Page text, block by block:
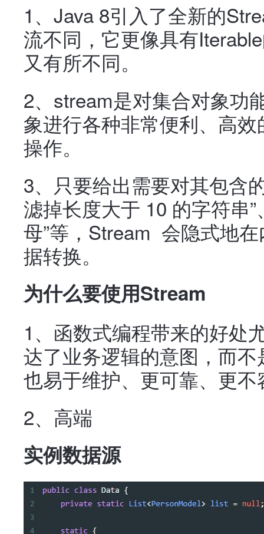
1、Java 8引入了全新的
流不同，它更像具有
又有所不同。
2、stream是对集合对象功
象进行各种非常便利、高
操作。
3、只要给出需要对其包含
滤掉长度大于 10 的字符串
母”等，Stream 会隐式地
据转换。
为什么要使用Stream
1、函数式编程带来的好处
达了业务逻辑的意图，而
也易于维护、更可靠、更
2、高端
实例数据源